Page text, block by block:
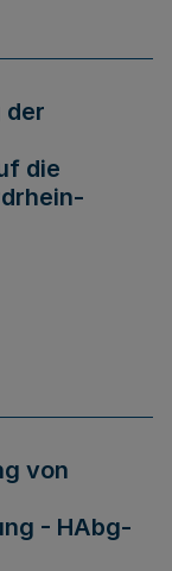
der
die
von
- HAbg-